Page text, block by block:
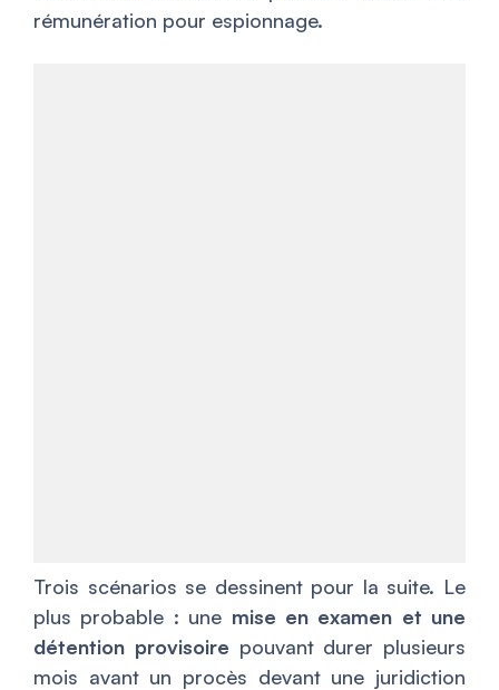
rémunération pour espionnage.
Trois scénarios se dessinent pour la suite. Le
plus probable : une mise en examen et une
détention provisoire pouvant durer plusieurs
mois avant un procès devant une juridiction